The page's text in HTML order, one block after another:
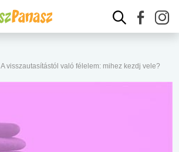
A visszautasítástól való félelem: mihez kezdj vele?